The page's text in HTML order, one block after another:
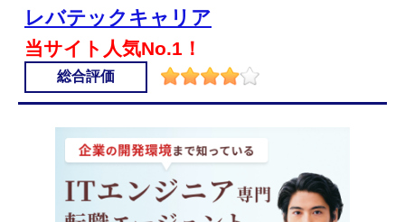
レバテックキャリア
当サイト人気No.1！
総合評価